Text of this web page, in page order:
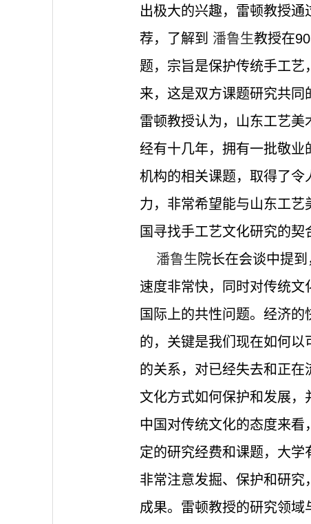
出极大的兴趣，雷顿教授
荐，了解到 潘鲁生教授在
题，宗旨是保护传统手工
来，这是双方课题研究共同
雷顿教授认为，山东工艺
经有十几年，拥有一批敬
机构的相关课题，取得了
力，非常希望能与山东工
国寻找手工艺文化研究的契
潘鲁生 院长在会谈中提
速度非常快，同时对传统
国际上的共性问题。经济
的，关键是我们现在如何
的关系，对已经失去和正在
文化方式如何保护和发展
中国对传统文化的态度来
定的研究经费和课题，大
非常注意发掘、保护和研
成果。雷顿教授的研究领